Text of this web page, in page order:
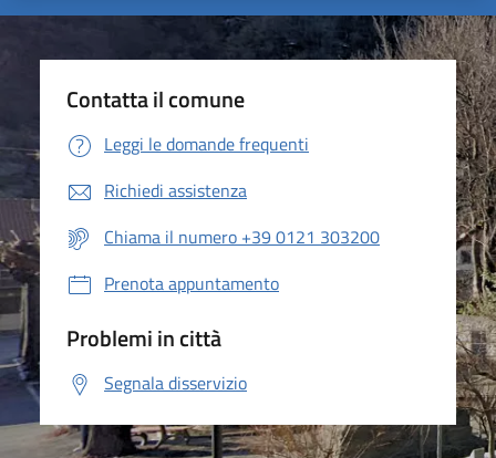
Contatta il comune
Leggi le domande frequenti
Richiedi assistenza
Chiama il numero +39 0121 303200
Prenota appuntamento
Problemi in città
Segnala disservizio